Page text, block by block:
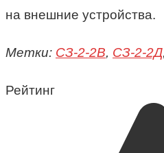
на внешние устройства.
Метки: СЗ-2-2В, СЗ-2-2Д,
Рейтинг